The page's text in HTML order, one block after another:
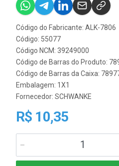
Código do Fabricante: ALK-7806
Código: 55077
Código NCM: 39249000
Código de Barras do Produto:
Código de Barras da Caixa:
Embalagem: 1X1
Fornecedor: SCHWANKE
R$ 10,35